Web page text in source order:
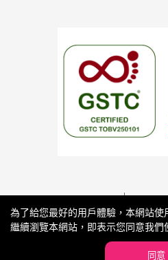
為了給您最好的用戶體驗，本網站使
繼續瀏覽本網站，即表示您同意我們
同意
旅遊業